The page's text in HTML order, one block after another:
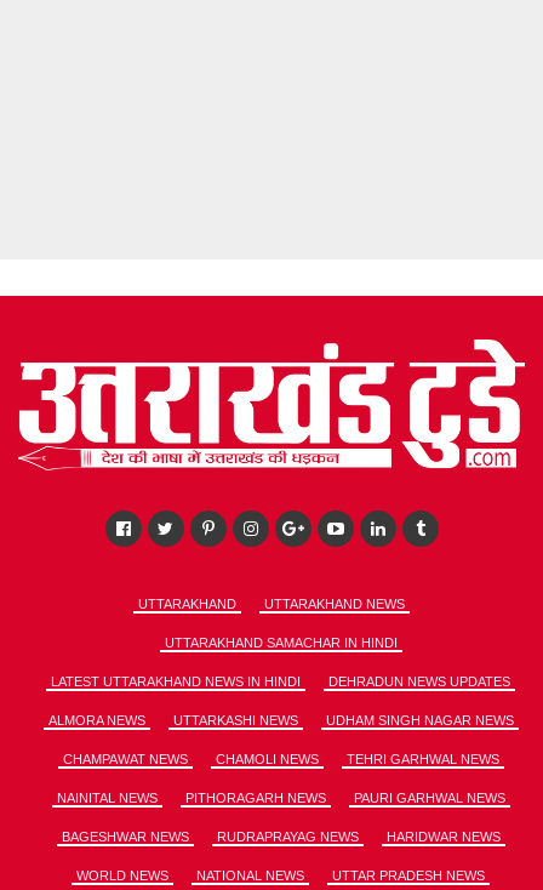
UTTARAKHAND UTTARAKHAND NEWS
UTTARAKHAND SAMACHAR IN HINDI
LATEST UTTARAKHAND NEWS IN HINDI DEHRADUN NEWS UPDATES
ALMORA NEWS UTTARKASHI NEWS UDHAM SINGH NAGAR NEWS
CHAMPAWAT NEWS CHAMOLI NEWS TEHRI GARHWAL NEWS
NAINITAL NEWS PITHORAGARH NEWS PAURI GARHWAL NEWS
BAGESHWAR NEWS RUDRAPRAYAG NEWS HARIDWAR NEWS
WORLD NEWS NATIONAL NEWS UTTAR PRADESH NEWS